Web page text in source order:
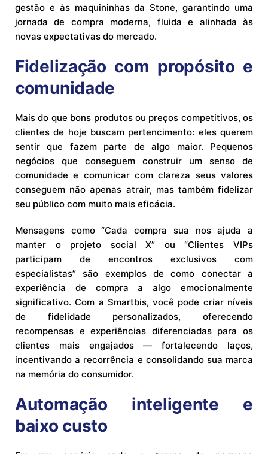
gestão e às maquininhas da Stone, garantindo uma
jornada de compra moderna, fluida e alinhada às
novas expectativas do mercado.
Fidelização com propósito e
comunidade
Mais do que bons produtos ou preços competitivos, os
clientes de hoje buscam pertencimento: eles querem
sentir que fazem parte de algo maior. Pequenos
negócios que conseguem construir um senso de
comunidade e comunicar com clareza seus valores
conseguem não apenas atrair, mas também fidelizar
seu público com muito mais eficácia.
Mensagens como “Cada compra sua nos ajuda a
manter o projeto social X” ou “Clientes VIPs
participam de encontros exclusivos com
especialistas” são exemplos de como conectar a
experiência de compra a algo emocionalmente
significativo. Com a Smartbis, você pode criar níveis
de fidelidade personalizados, oferecendo
recompensas e experiências diferenciadas para os
clientes mais engajados — fortalecendo laços,
incentivando a recorrência e consolidando sua marca
na memória do consumidor.
Automação inteligente e
baixo custo